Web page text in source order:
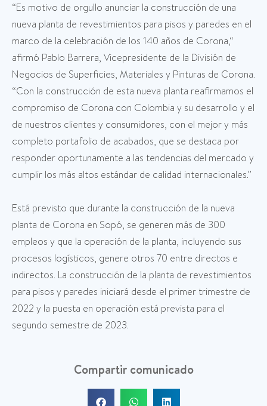
“Es motivo de orgullo anunciar la construcción de una
nueva planta de revestimientos para pisos y paredes en el
marco de la celebración de los 140 años de Corona,“
afirmó Pablo Barrera, Vicepresidente de la División de
Negocios de Superficies, Materiales y Pinturas de Corona.
“Con la construcción de esta nueva planta reafirmamos el
compromiso de Corona con Colombia y su desarrollo y el
de nuestros clientes y consumidores, con el mejor y más
completo portafolio de acabados, que se destaca por
responder oportunamente a las tendencias del mercado y
cumplir los más altos estándar de calidad internacionales.”
Está previsto que durante la construcción de la nueva
planta de Corona en Sopó, se generen más de 300
empleos y que la operación de la planta, incluyendo sus
procesos logísticos, genere otros 70 entre directos e
indirectos. La construcción de la planta de revestimientos
para pisos y paredes iniciará desde el primer trimestre de
2022 y la puesta en operación está prevista para el
segundo semestre de 2023.
Compartir comunicado